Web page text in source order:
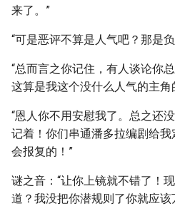
来了。”
“可是恶评不算是人气吧？那是
“总而言之你记住，有人谈论你
这算是我这个没什么人气的主角
“恩人你不用安慰我了。总之还
记着！你们串通潘多拉编剧给
会报复的！”
谜之音：“让你上镜就不错了！
道？我没把你潜规则了你就应